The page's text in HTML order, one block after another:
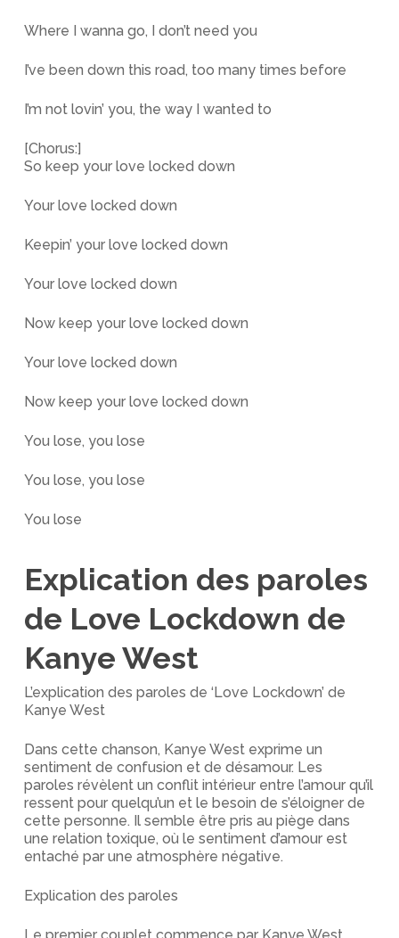
Where I wanna go, I don’t need you
I’ve been down this road, too many times before
I’m not lovin’ you, the way I wanted to
[Chorus:]
So keep your love locked down
Your love locked down
Keepin’ your love locked down
Your love locked down
Now keep your love locked down
Your love locked down
Now keep your love locked down
You lose, you lose
You lose, you lose
You lose
Explication des paroles
de Love Lockdown de
Kanye West
L’explication des paroles de ‘Love Lockdown’ de
Kanye West
Dans cette chanson, Kanye West exprime un
sentiment de confusion et de désamour. Les
paroles révèlent un conflit intérieur entre l’amour qu’il
ressent pour quelqu’un et le besoin de s’éloigner de
cette personne. Il semble être pris au piège dans
une relation toxique, où le sentiment d’amour est
entaché par une atmosphère négative.
Explication des paroles